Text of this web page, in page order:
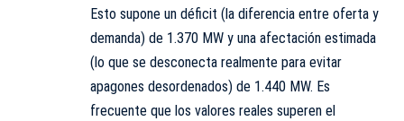
Esto supone un déficit (la diferencia entre oferta y
demanda) de 1.370 MW y una afectación estimada
(lo que se desconecta realmente para evitar
apagones desordenados) de 1.440 MW. Es
frecuente que los valores reales superen el